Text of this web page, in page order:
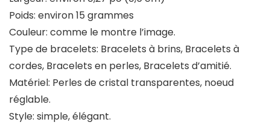
Poids: environ 15 grammes
Couleur: comme le montre l’image.
Type de bracelets: Bracelets à brins, Bracelets à
cordes, Bracelets en perles, Bracelets d’amitié.
Matériel: Perles de cristal transparentes, noeud
réglable.
Style: simple, élégant.